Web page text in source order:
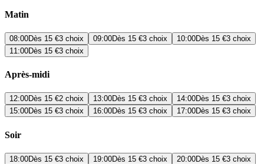
Matin
08:00Dès 15 €3 choix 09:00Dès 15 €3 choix 10:00Dès 15 €3 choix
11:00Dès 15 €3 choix
Après-midi
12:00Dès 15 €2 choix 13:00Dès 15 €3 choix 14:00Dès 15 €3 choix
15:00Dès 15 €3 choix 16:00Dès 15 €3 choix 17:00Dès 15 €3 choix
Soir
18:00Dès 15 €3 choix 19:00Dès 15 €3 choix 20:00Dès 15 €3 choix